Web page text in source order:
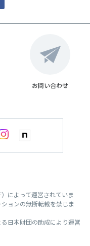
お問い合わせ
によって運営されていま
ョンの無断転載を禁じま
日本財団の助成により運営